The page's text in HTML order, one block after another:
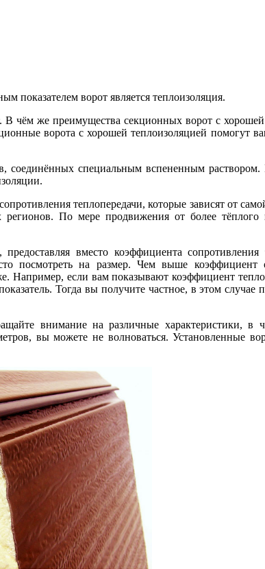
показателем ворот является теплоизоляция.
чём же преимущества секционных ворот с
ворота с хорошей теплоизоляцией помогут
соединённых специальным вспененным
теплопередачи, которые зависят от
По мере продвижения от более
вместо коэффициента
посмотреть на размер. Чем выше коэффициент
если вам показывают коэффициент
Тогда вы получите частное, в этом
внимание на различные характеристики, в
вы можете не волноваться. Установленные